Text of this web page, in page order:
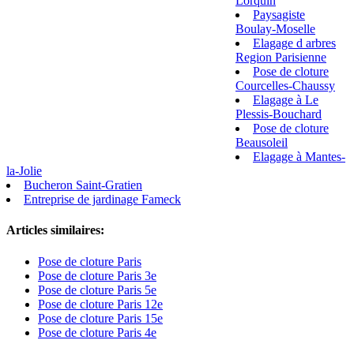
Paysagiste
Boulay-Moselle
Elagage d arbres
Region Parisienne
Pose de cloture
Courcelles-Chaussy
Elagage à Le
Plessis-Bouchard
Pose de cloture
Beausoleil
Elagage à Mantes-
la-Jolie
Bucheron Saint-Gratien
Entreprise de jardinage Fameck
Articles similaires:
Pose de cloture Paris
Pose de cloture Paris 3e
Pose de cloture Paris 5e
Pose de cloture Paris 12e
Pose de cloture Paris 15e
Pose de cloture Paris 4e